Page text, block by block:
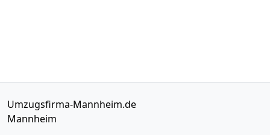
Umzugsfirma-Mannheim.de
Mannheim